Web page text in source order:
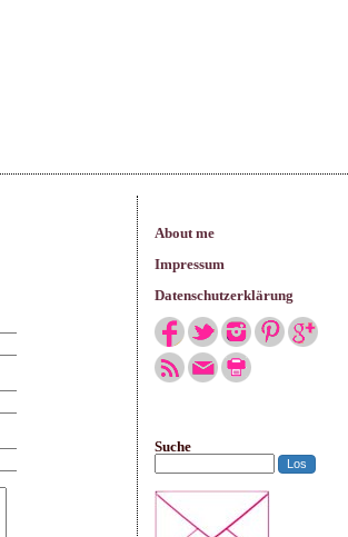
About me
Impressum
Datenschutzerklärung
Suche